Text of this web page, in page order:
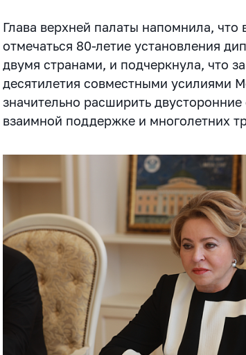
Глава верхней палаты напомнила, что
отмечаться 80-летие установления
двумя странами, и подчеркнула, что
десятилетия совместными усилиями
значительно расширить
взаимной поддержке и многолетних